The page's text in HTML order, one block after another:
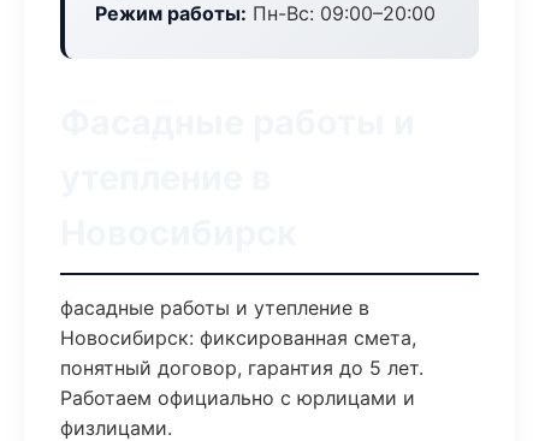
Режим работы: Пн-Вс: 09:00–20:00
фасадные работы и утепление в
Новосибирск: фиксированная смета,
понятный договор, гарантия до 5 лет.
Работаем официально с юрлицами и
физлицами.